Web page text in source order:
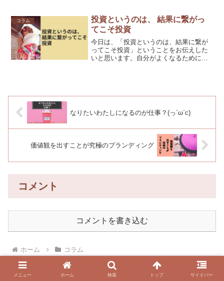
す。まだまだ、無意識で逃げてることい
っぱいあります、あります...
コラム
投資というのは、 結果に繋がっ
てこそ投資
今日は、「投資というのは、結果に繋が
ってこそ投資」ということをお伝えした
いと思います。自分がよくなるために使
なりたいわたしになるのが仕事？(っ´ω`c)
価値観を出すことが究極のブランディング
コメント
コメントを書き込む
ホーム コラム
メニュー ホーム 検索 トップ サイドバー